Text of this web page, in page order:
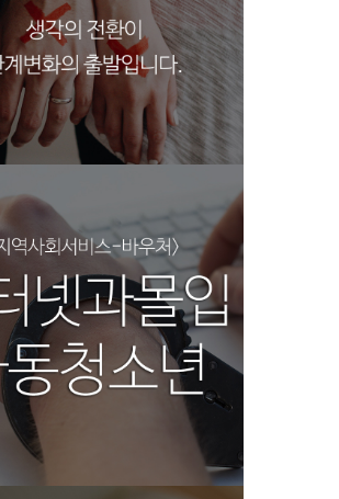
프로그램4
상담코칭센터
그램4
상담코칭센터